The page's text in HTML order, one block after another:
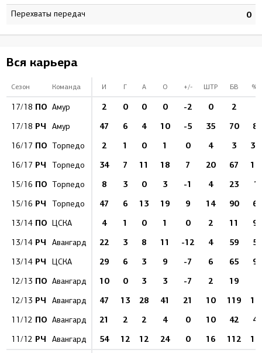
Перехваты передач 0
Вся карьера
Сезон Команда И Г А О +/- ШТР БВ
17/18 ПО Амур 2 0 0 0 -2 0 2
17/18 РЧ Амур 47 6 4 10 -5 35 70
16/17 ПО Торпедо 2 1 0 1 0 4 3
16/17 РЧ Торпедо 34 7 11 18 7 20 67
15/16 ПО Торпедо 8 3 0 3 -1 4 23
15/16 РЧ Торпедо 47 6 13 19 9 14 90
13/14 ПО ЦСКА 4 1 0 1 0 2 11
13/14 РЧ Авангард 22 3 8 11 -12 4 59
13/14 РЧ ЦСКА 29 6 3 9 -7 6 65
12/13 ПО Авангард 10 0 3 3 -7 2 19
12/13 РЧ Авангард 47 13 28 41 21 10 119
11/12 ПО Авангард 21 2 2 4 0 10 42
11/12 РЧ Авангард 54 12 12 24 0 16 112